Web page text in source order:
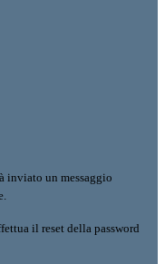
inviato un messaggio
il reset della password